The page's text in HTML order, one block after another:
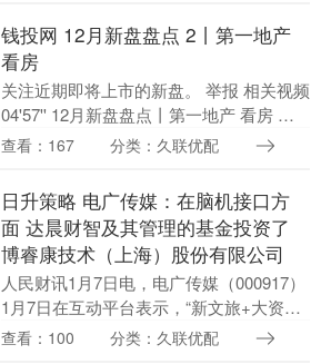
告》。....
钱投网 12月新盘盘点 2丨第一地产
看房
关注近期即将上市的新盘。 举报 相关视频
04'57'' 12月新盘盘点丨第一地产 看房 原
创 65 12-22 15:22 04....
查看：167 分类：久联优配
日升策略 电广传媒：在脑机接口方
面 达晨财智及其管理的基金投资了
博睿康技术（上海）股份有限公司
人民财讯1月7日电，电广传媒（000917）
1月7日在互动平台表示，“新文旅+大资
管”是公司战略发展方向和业务发展重点。
查看：100 分类：久联优配